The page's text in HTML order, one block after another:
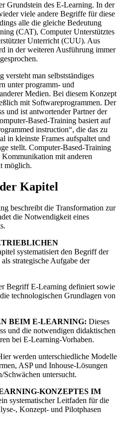
Grundstein des E-Learning. In der
viele andere Begriffe für diese
alle die gleiche Bedeutung
(CAT), Computer Unterstütztes
Unterricht (CUU). Aus
in der weiteren Ausführung immer
man selbstständiges
unter programm- und
Medien. Bei diesem Konzept
mit Softwareprogrammen. Der
und ist antwortender Partner der
Based-Training basiert auf
instruction“, die das zu
in kleinste Frames aufspaltet und
stellt. Computer-Based-Training
mit anderen
möglich.
Kapitel
beschreibt die Transformation zur
die Notwendigkeit eines
systematisiert den Begriff der
strategische Aufgabe der
Begriff E-Learning definiert sowie
technologischen Grundlagen von
BEIM E-LEARNING: Dieses
und die notwendigen didaktischen
bei E-Learning-Vorhaben.
werden unterschiedliche Modelle
ASP und Inhouse-Lösungen
untersucht.
KONZEPTES IM
systematischer Leitfaden für die
, Konzept- und Pilotphasen